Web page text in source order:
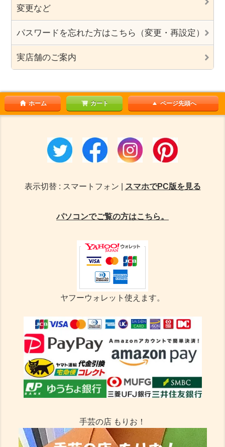
変更など
パスワードを忘れた方はこちら（変更・再設定）
実店舗のご案内
ホーム カート ページ先頭へ
表示切替 : スマートフォン | スマホでPC版を見る
パソコンでご覧の方はこちら。
ヤフーウォレット使えます。
手芸の店 もりお！